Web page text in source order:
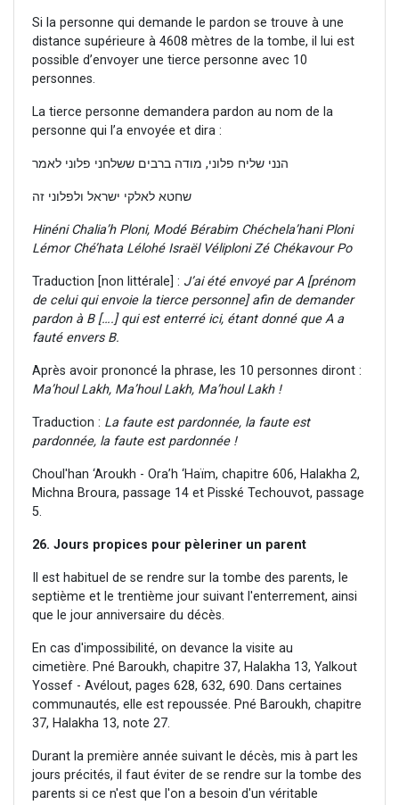
Si la personne qui demande le pardon se trouve à une
distance supérieure à 4608 mètres de la tombe, il lui est
possible d’envoyer une tierce personne avec 10
personnes.
La tierce personne demandera pardon au nom de la
personne qui l’a envoyée et dira :
הנני שליח פלוני, מודה ברבים ששלחני פלוני לאמר
שחטא לאלקי ישראל ולפלוני זה
Hinéni Chalia’h Ploni, Modé Bérabim Chéchela’hani Ploni
Lémor Ché’hata Lélohé Israël Véliploni Zé Chékavour Po
Traduction [non littérale] : J’ai été envoyé par A [prénom
de celui qui envoie la tierce personne] afin de demander
pardon à B [….] qui est enterré ici, étant donné que A a
fauté envers B.
Après avoir prononcé la phrase, les 10 personnes diront :
Ma’houl Lakh, Ma’houl Lakh, Ma’houl Lakh !
Traduction : La faute est pardonnée, la faute est
pardonnée, la faute est pardonnée !
Choul'han ‘Aroukh - Ora’h ‘Haïm, chapitre 606, Halakha 2,
Michna Broura, passage 14 et Pisské Techouvot, passage
5.
26. Jours propices pour pèleriner un parent
Il est habituel de se rendre sur la tombe des parents, le
septième et le trentième jour suivant l'enterrement, ainsi
que le jour anniversaire du décès.
En cas d'impossibilité, on devance la visite au
cimetière. Pné Baroukh, chapitre 37, Halakha 13, Yalkout
Yossef - Avélout, pages 628, 632, 690. Dans certaines
communautés, elle est repoussée. Pné Baroukh, chapitre
37, Halakha 13, note 27.
Durant la première année suivant le décès, mis à part les
jours précités, il faut éviter de se rendre sur la tombe des
parents si ce n'est que l'on a besoin d'un véritable